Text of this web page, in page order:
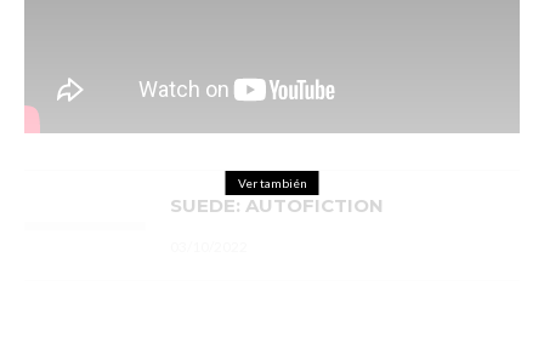
Ver también
SUEDE: AUTOFICTION